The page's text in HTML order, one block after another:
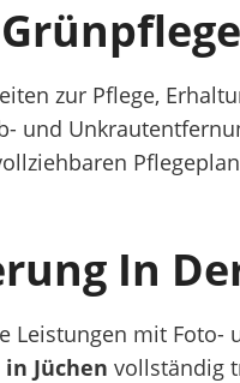
zur Pflege,
und
In
mit Foto-
Jüchen vollständig